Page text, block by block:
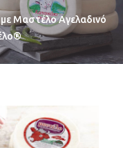
Μαστέλο Αγελαδινό